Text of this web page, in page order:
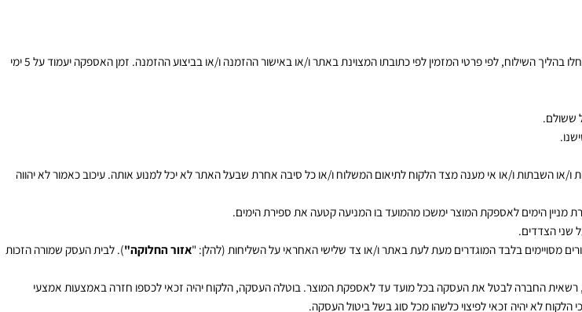
ו/או אי מענה מצד הלקוח לתיאום המשלוח ו/או כל סיבה אחרת שבעל האתר לא יכל למנוע אותה. עיכוב כאמור לא יהווה
הימים לאספקת המוצר ימשכו מהמועד בו המניעה קטעה את ספירת הימים.
בלבד המוגדרים מעת לעת באתר ו/או צד שלישי האחראי על השליחות (להלן: "אזור החלוקה"). לבית העסק שמורה הזכות